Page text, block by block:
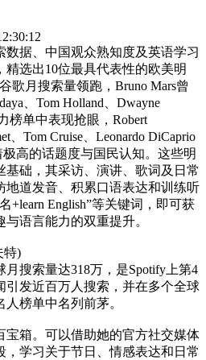
数据、中国观众熟知度及英语学习
选出10位最具代表性的欧美明
歌月搜索量领跑，Bruno Mars曾
、Tom Holland、Dwayne
榜单中表现抢眼，Robert
、Tom Cruise、Leonardo DiCaprio
极高的话题度与国民认知。这些明
础，其采访、演讲、歌词及日常
地道发音、积累口语表达和训练听
+learn English”等关键词，即可获
语言能力的双重提升。
特)
搜索量达318万，是Spotify上第4
引发近百万人搜索，并在多个全球
榜单中名列前茅。
宝箱。可以借助她的官方社交媒体
学习关于节日、情感表达和日常